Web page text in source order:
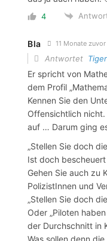
4
Bla 11 Monate zuvor
Antwortet
Er spricht von
dem Profil
Kennen Sie den
Offensichtlich
auf … Darum ging
„Stellen Sie doch
Ist doch
Gehen Sie auch zu
PolizistInnen und
„Stellen Sie doch
Oder „Piloten
der Durchschnitt in